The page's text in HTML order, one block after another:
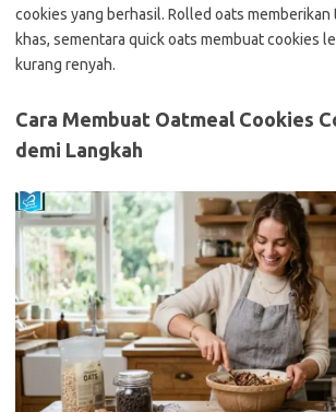
cookies yang berhasil. Rolled oats
khas, sementara quick oats membuat cookies
kurang renyah.
Cara Membuat Oatmeal Cookies
demi Langkah